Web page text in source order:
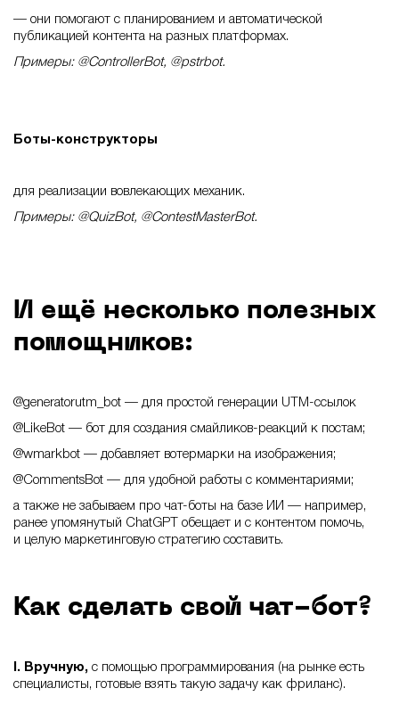
— они помогают с планированием и автоматической
публикацией контента на разных платформах.
Примеры: @ControllerBot, @pstrbot.
Боты-конструкторы
для реализации вовлекающих механик.
Примеры: @QuizBot, @ContestMasterBot.
И ещё несколько полезных
помощников:
@generatorutm_bot — для простой генерации UTM-ссылок
@LikeBot — бот для создания смайликов-реакций к постам;
@wmarkbot — добавляет вотермарки на изображения;
@CommentsBot — для удобной работы с комментариями;
а также не забываем про чат-боты на базе ИИ — например,
ранее упомянутый ChatGPT обещает и c контентом помочь,
и целую маркетинговую стратегию составить.
Как сделать свой чат-бот?
I. Вручную,с помощью программирования (на рынке есть
специалисты, готовые взять такую задачу как фриланс).